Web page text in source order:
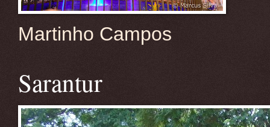
Martinho Campos
Sarantur